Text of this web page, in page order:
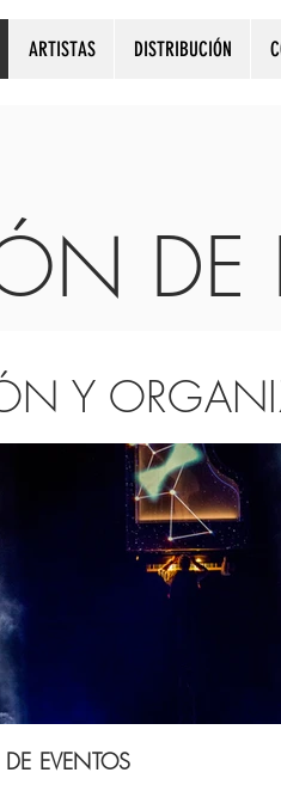
ARTISTAS DISTRIBUCIÓN
DE
Y
EVENTOS